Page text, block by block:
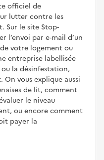
officiel de
lutter contre les
Sur le site Stop-
l’envoi par e-mail d’un
votre logement ou
entreprise labellisée
la désinfestation,
vous explique aussi
de lit, comment
le niveau
ou encore comment
payer la